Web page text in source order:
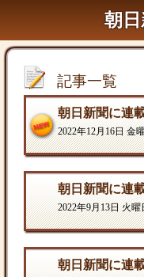
朝
記事一覧
朝日新聞に連
2022年12月16日 金
朝日新聞に連
2022年9月13日 火曜
朝日新聞に連